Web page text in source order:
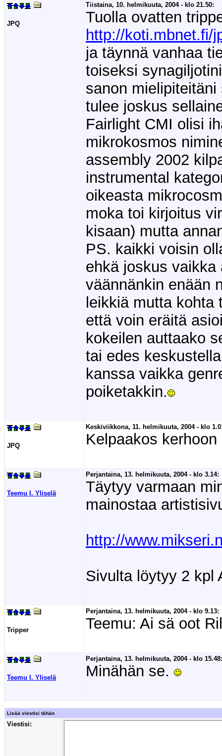
JPQ
Tiistaina, 10. helmikuuta, 2004 - klo 21.50:
Tuolla ovatten
http://koti.mbnet.fi/
ja täynnä vanhaa
toiseksi
sanon
tulee joskus
Fairlight CMI olisi
mikrokosmos
assembly 2002
instrumental
oikeasta
moka toi kirjoitus
kisaan) mutta
PS. kaikki voisin
ehkä joskus
väännänkin enään
leikkiä mutta
että voin eräitä
kokeilen auttaako
tai edes
kanssa vaikka
poiketakkin.
JPQ
Keskiviikkona, 11. helmikuuta, 2004 - klo
Kelpaakos
Teemu I. Yliselä
Perjantaina, 13. helmikuuta, 2004 - klo 3.14:
Täytyy varmaan
mainostaa
http://
Sivulta löytyy 2 kpl
Tripper
Perjantaina, 13. helmikuuta, 2004 - klo 9.13:
Teemu: Ai sä oot
Teemu I. Yliselä
Perjantaina, 13. helmikuuta, 2004 - klo 15.48:
Minähän se.
Lisää viestisi tähän
Viestisi: